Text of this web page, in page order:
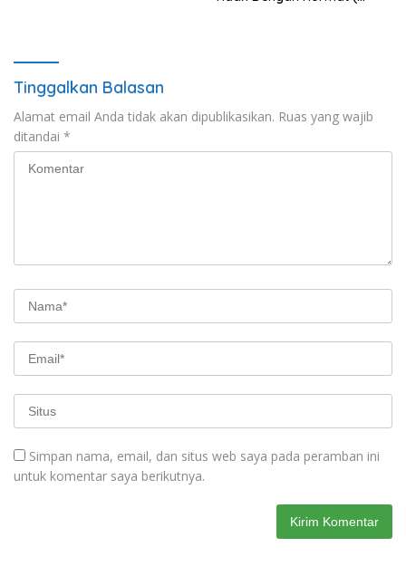
Tinggalkan Balasan
Alamat email Anda tidak akan dipublikasikan. Ruas yang wajib
ditandai *
Simpan nama, email, dan situs web saya pada peramban ini
untuk komentar saya berikutnya.